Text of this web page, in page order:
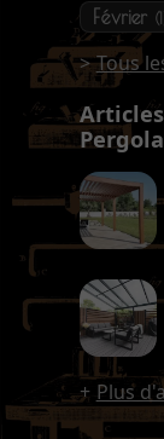
Février
Tous
Plus